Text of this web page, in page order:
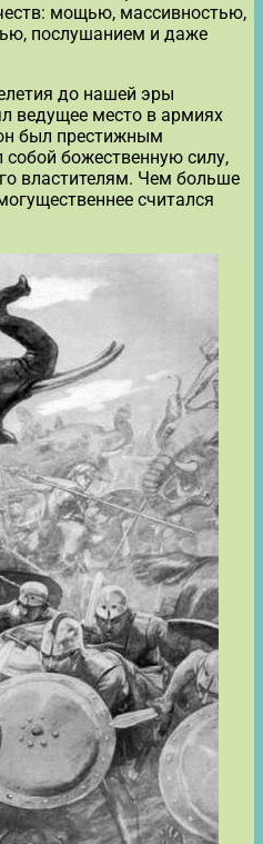
мощью, массивностью,
послушанием и даже
до нашей эры
ведущее место в армиях
был престижным
божественную силу,
властителям. Чем больше
считался